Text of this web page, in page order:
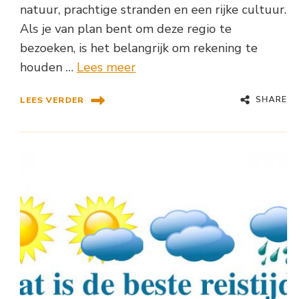
natuur, prachtige stranden en een rijke cultuur.
Als je van plan bent om deze regio te
bezoeken, is het belangrijk om rekening te
houden … Lees meer
LEES VERDER SHARE